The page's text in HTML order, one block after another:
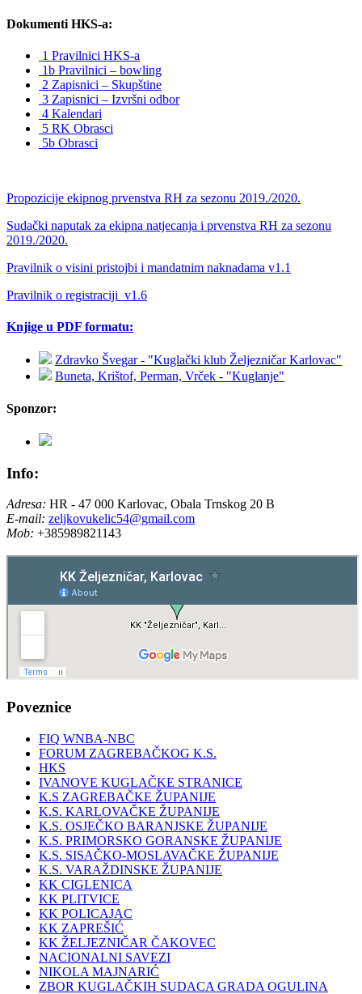
Dokumenti HKS-a:
1 Pravilnici HKS-a
1b Pravilnici – bowling
2 Zapisnici – Skupštine
3 Zapisnici – Izvršni odbor
4 Kalendari
5 RK Obrasci
5b Obrasci
Propozicije ekipnog prvenstva RH za sezonu 2019./2020.
Sudački naputak za ekipna natjecanja i prvenstva RH za sezonu
2019./2020.
Pravilnik o visini pristojbi i mandatnim naknadama v1.1
Pravilnik o registraciji_v1.6
Knjige u PDF formatu:
Zdravko Švegar - "Kuglački klub Željezničar Karlovac"
Buneta, Krištof, Perman, Vrček - "Kuglanje"
Sponzor:
Info:
Adresa: HR - 47 000 Karlovac, Obala Trnskog 20 B
E-mail: zeljkovukelic54@gmail.com
Mob: +385989821143
Poveznice
FIQ WNBA-NBC
FORUM ZAGREBAČKOG K.S.
HKS
IVANOVE KUGLAČKE STRANICE
K.S ZAGREBAČKE ŽUPANIJE
K.S. KARLOVAČKE ŽUPANIJE
K.S. OSJEČKO BARANJSKE ŽUPANIJE
K.S. PRIMORSKO GORANSKE ŽUPANIJE
K.S. SISAČKO-MOSLAVAČKE ŽUPANIJE
K.S. VARAŽDINSKE ŽUPANIJE
KK CIGLENICA
KK PLITVICE
KK POLICAJAC
KK ZAPREŠIĆ
KK ŽELJEZNIČAR ČAKOVEC
NACIONALNI SAVEZI
NIKOLA MAJNARIĆ
ZBOR KUGLAČKIH SUDACA GRADA OGULINA